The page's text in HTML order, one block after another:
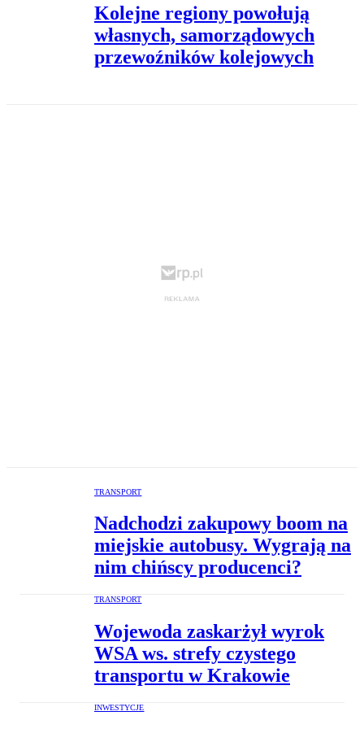
Kolejne regiony powołują
własnych, samorządowych
przewoźników kolejowych
TRANSPORT
Nadchodzi zakupowy boom na
miejskie autobusy. Wygrają na
nim chińscy producenci?
TRANSPORT
Wojewoda zaskarżył wyrok
WSA ws. strefy czystego
transportu w Krakowie
INWESTYCJE